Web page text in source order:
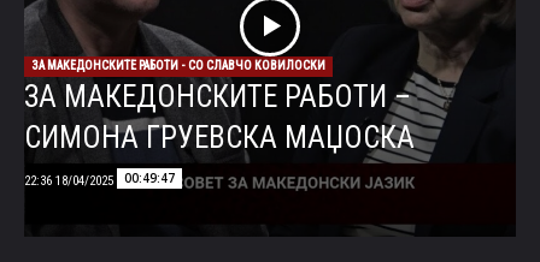
ЗА МАКЕДОНСКИТЕ РАБОТИ - СО СЛАВЧО КОВИЛОСКИ
ЗА МАКЕДОНСКИТЕ РАБОТИ –
СИМОНА ГРУЕВСКА МАЏОСКА
00:49:47
18/04/2025 22:36